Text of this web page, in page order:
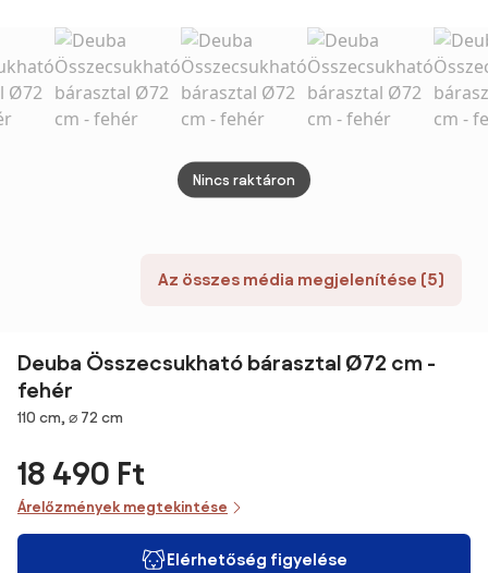
barna
Az összes média megjelenítése (5)
Nincs raktáron
Deuba Összecsukható bárasztal Ø72 cm -
fehér
Méretek
110 cm, ⌀ 72 cm
18 490 Ft
Árelőzmények megtekintése
Elérhetőség figyelése